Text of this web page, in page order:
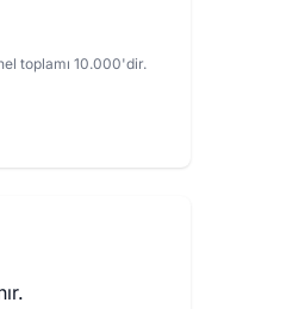
toplamı 10.000'dir.